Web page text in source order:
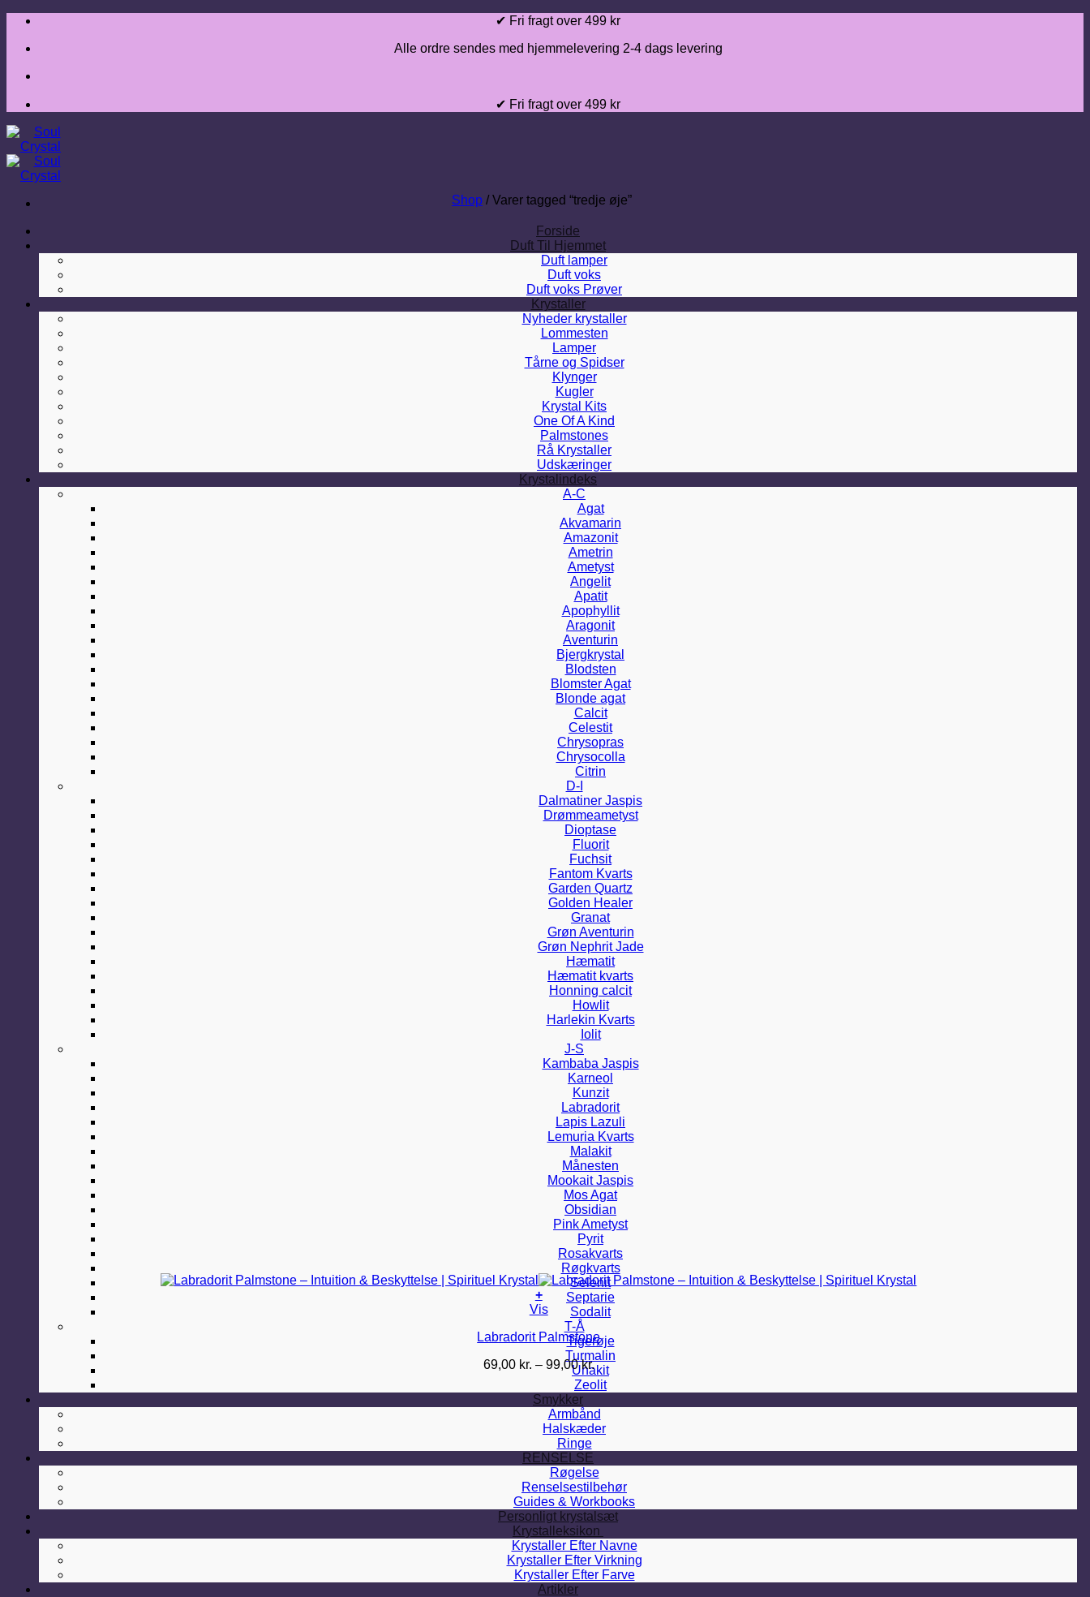
Fortsæt
indhold
✔ Fri fragt over 499 kr
Alle ordre sendes med hjemmelevering 2-4 dags levering
✔ Fri fragt over 499 kr
Forside
Duft Til Hjemmet
Duft lamper
Duft voks
Duft voks Prøver
Krystaller
Nyheder krystaller
Lommesten
Lamper
Tårne og Spidser
Klynger
Kugler
Krystal Kits
One Of A Kind
Palmstones
Rå Krystaller
Udskæringer
Krystalindeks
A-C
Agat
Akvamarin
Amazonit
Ametrin
Ametyst
Angelit
Apatit
Apophyllit
Aragonit
Aventurin
Bjergkrystal
Blodsten
Blomster Agat
Blonde agat
Calcit
Celestit
Chrysopras
Chrysocolla
Citrin
D-I
Dalmatiner Jaspis
Drømmeametyst
Dioptase
Fluorit
Fuchsit
Fantom Kvarts
Garden Quartz
Golden Healer
Granat
Grøn Aventurin
Grøn Nephrit Jade
Hæmatit
Hæmatit kvarts
Honning calcit
Howlit
Harlekin Kvarts
Iolit
J-S
Kambaba Jaspis
Karneol
Kunzit
Labradorit
Lapis Lazuli
Lemuria Kvarts
Malakit
Månesten
Mookait Jaspis
Mos Agat
Obsidian
Pink Ametyst
Pyrit
Rosakvarts
Røgkvarts
Selenit
Septarie
Sodalit
T-Å
Tigerøje
Turmalin
Unakit
Zeolit
Smykker
Armbånd
Halskæder
Ringe
RENSELSE
Røgelse
Renselsestilbehør
Guides & Workbooks
Personligt krystalsæt
Krystalleksikon
Krystaller Efter Navne
Krystaller Efter Virkning
Krystaller Efter Farve
Artikler
Shop /Varer tagged “tredje øje”
+
Dette
har
varianter.
Mulighederne
kan
vælges
varesiden
Vis
Labradorit Palmstone
69,00 kr. – 99,00kr.Prisinterval:
69,00 kr.
til
99,00 kr.